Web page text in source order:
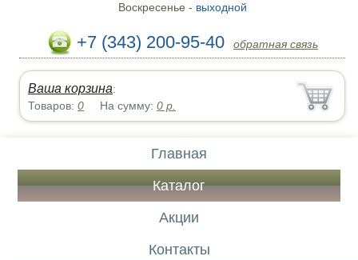
Воскресенье - выходной
+7 (343) 200-95-40 обратная связь
Ваша корзина:
Товаров:0 На сумму:0 р.
Главная
Каталог
Акции
Контакты